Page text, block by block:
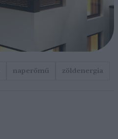
naperőmű zöldenergia